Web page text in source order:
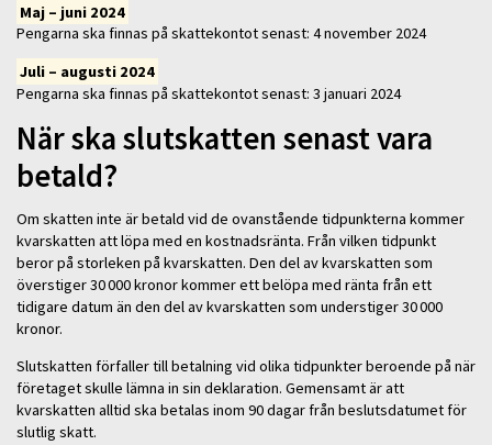
Maj – juni 2024
Pengarna ska finnas på skattekontot senast: 4 november 2024
Juli – augusti 2024
Pengarna ska finnas på skattekontot senast: 3 januari 2024
När ska slutskatten senast vara
betald?
Om skatten inte är betald vid de ovanstående tidpunkterna kommer
kvarskatten att löpa med en kostnadsränta. Från vilken tidpunkt
beror på storleken på kvarskatten. Den del av kvarskatten som
överstiger 30 000 kronor kommer ett belöpa med ränta från ett
tidigare datum än den del av kvarskatten som understiger 30 000
kronor.
Slutskatten förfaller till betalning vid olika tidpunkter beroende på när
företaget skulle lämna in sin deklaration. Gemensamt är att
kvarskatten alltid ska betalas inom 90 dagar från beslutsdatumet för
slutlig skatt.